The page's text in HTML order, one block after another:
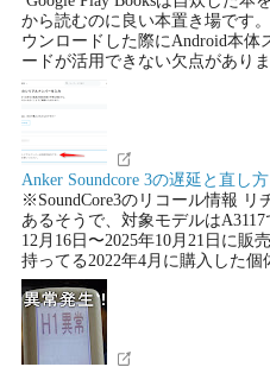
から読むのに良い本置き場です
ウンロードした際にAndroid本体
ードが活用できない欠点があり
Anker Soundcore 3の遅延と直し
※SoundCore3のリコール情報
あるそうで、対象モデルは
12月16日〜2025年10月21日に販
持ってる2022年4月に購入した個